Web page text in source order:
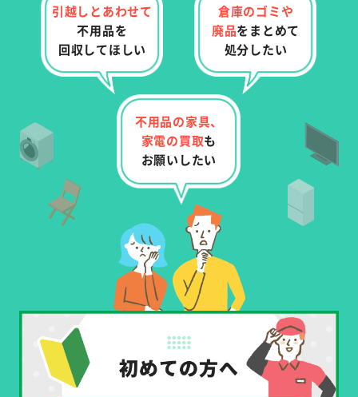
引越しとあわせて
不用品を
回収してほしい
倉庫のゴミや
廃品をまとめて
処分したい
不用品の家具、
家電の買取も
お願いしたい